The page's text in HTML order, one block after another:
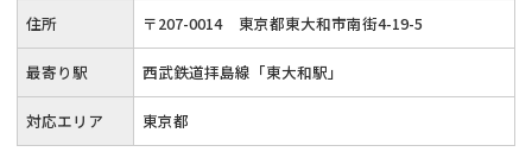
住所 〒207-0014 東京都東大和市南街4-19-5
最寄り駅 西武鉄道拝島線「東大和駅」
対応エリア 東京都